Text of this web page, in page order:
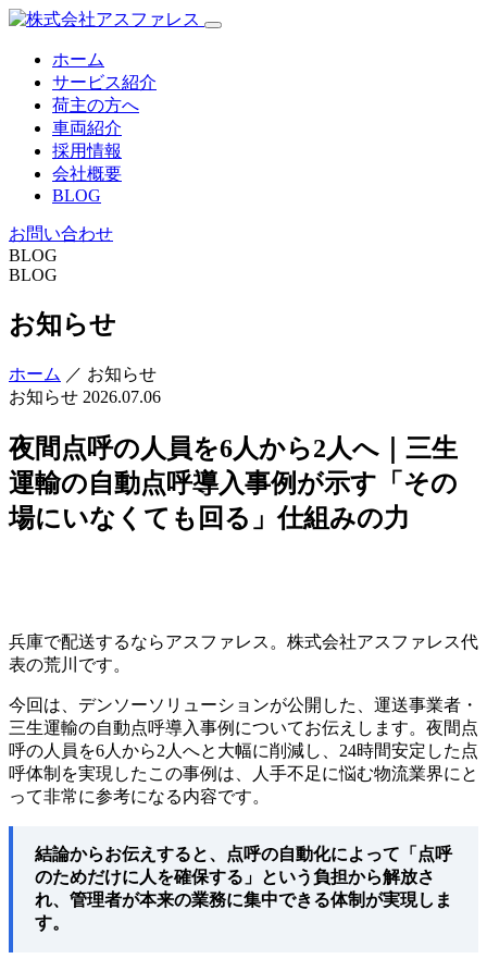
ホーム
サービス紹介
荷主の方へ
車両紹介
採用情報
会社概要
BLOG
お問い合わせ
BLOG
BLOG
お知らせ
ホーム ／ お知らせ
お知らせ 2026.07.06
夜間点呼の人員を6人から2人へ｜三生
運輸の自動点呼導入事例が示す「その
場にいなくても回る」仕組みの力
兵庫で配送するならアスファレス。株式会社アスファレス代
表の荒川です。
今回は、デンソーソリューションが公開した、運送事業者・
三生運輸の自動点呼導入事例についてお伝えします。夜間点
呼の人員を6人から2人へと大幅に削減し、24時間安定した点
呼体制を実現したこの事例は、人手不足に悩む物流業界にと
って非常に参考になる内容です。
結論からお伝えすると、点呼の自動化によって「点呼
のためだけに人を確保する」という負担から解放さ
れ、管理者が本来の業務に集中できる体制が実現しま
す。